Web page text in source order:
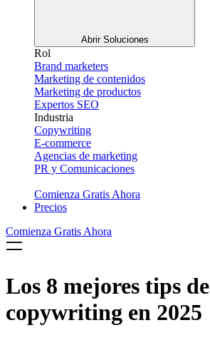
Abrir Soluciones
Rol
Brand marketers
Marketing de contenidos
Marketing de productos
Expertos SEO
Industria
Copywriting
E-commerce
Agencias de marketing
PR y Comunicaciones
Comienza Gratis Ahora
Precios
Comienza Gratis Ahora
Los 8 mejores tips de
copywriting en 2025